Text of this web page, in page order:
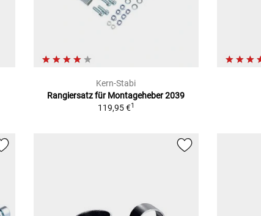
Kern-Stabi
Rangiersatz für Montageheber 2039
119,95 €1